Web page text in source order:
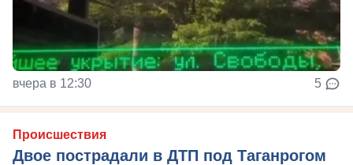
вчера в 12:30 5
Происшествия
Двое пострадали в ДТП под Таганрогом